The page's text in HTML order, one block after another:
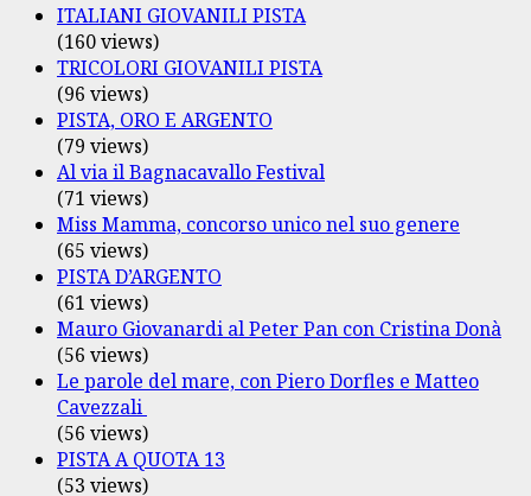
ITALIANI GIOVANILI PISTA
(160 views)
TRICOLORI GIOVANILI PISTA
(96 views)
PISTA, ORO E ARGENTO
(79 views)
Al via il Bagnacavallo Festival
(71 views)
Miss Mamma, concorso unico nel suo genere
(65 views)
PISTA D’ARGENTO
(61 views)
Mauro Giovanardi al Peter Pan con Cristina Donà
(56 views)
Le parole del mare, con Piero Dorfles e Matteo
Cavezzali
(56 views)
PISTA A QUOTA 13
(53 views)